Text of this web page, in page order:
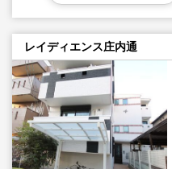
レイディエンス庄内通